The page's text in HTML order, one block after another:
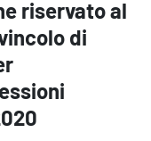
riservato al
di